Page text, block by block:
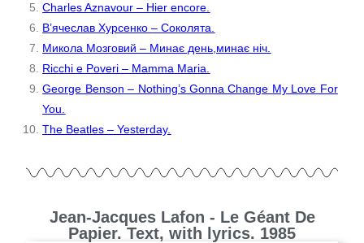
Charles Aznavour – Hier encore.
В’ячеслав Хурсенко – Соколята.
Микола Мозговий – Минає день,минає ніч.
Ricchi e Poveri – Mamma Maria.
George Benson – Nothing’s Gonna Change My Love For
You.
The Beatles – Yesterday.
Jean-Jacques Lafon - Le Géant De
Papier. Text, with lyrics. 1985